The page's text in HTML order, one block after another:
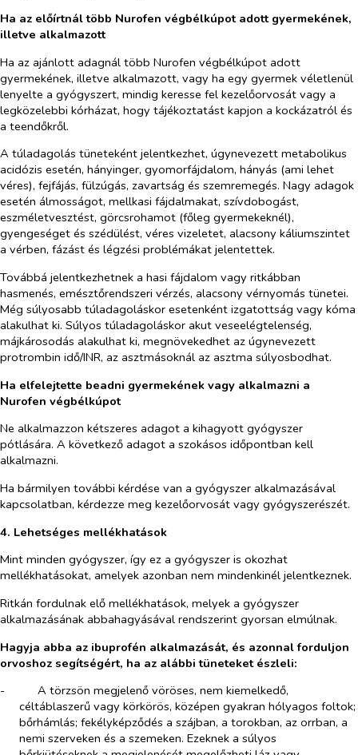
Ha az előírtnál több Nurofen végbélkúpot adott gyermekének,
illetve alkalmazott
Ha az ajánlott adagnál több Nurofen végbélkúpot adott
gyermekének, illetve alkalmazott, vagy ha egy gyermek véletlenül
lenyelte a gyógyszert, mindig keresse fel kezelőorvosát vagy a
legközelebbi kórházat, hogy tájékoztatást kapjon a kockázatról és
a teendőkről.
A túladagolás tüneteként jelentkezhet, úgynevezett metabolikus
acidózis esetén, hányinger, gyomorfájdalom, hányás (ami lehet
véres), fejfájás, fülzúgás, zavartság és szemremegés. Nagy adagok
esetén álmosságot, mellkasi fájdalmakat, szívdobogást,
eszméletvesztést, görcsrohamot (főleg gyermekeknél),
gyengeséget és szédülést, véres vizeletet, alacsony káliumszintet
a vérben, fázást és légzési problémákat jelentettek.
Továbbá jelentkezhetnek a hasi fájdalom vagy ritkábban
hasmenés, emésztőrendszeri vérzés, alacsony vérnyomás tünetei.
Még súlyosabb túladagoláskor esetenként izgatottság vagy kóma
alakulhat ki. Súlyos túladagoláskor akut veseelégtelenség,
májkárosodás alakulhat ki, megnövekedhet az úgynevezett
protrombin idő/INR, az asztmásoknál az asztma súlyosbodhat.
Ha elfelejtette beadni gyermekének vagy alkalmazni a
Nurofen végbélkúpot
Ne alkalmazzon kétszeres adagot a kihagyott gyógyszer
pótlására. A következő adagot a szokásos időpontban kell
alkalmazni.
Ha bármilyen további kérdése van a gyógyszer alkalmazásával
kapcsolatban, kérdezze meg kezelőorvosát vagy gyógyszerészét.
4. Lehetséges mellékhatások
Mint minden gyógyszer, így ez a gyógyszer is okozhat
mellékhatásokat, amelyek azonban nem mindenkinél jelentkeznek.
Ritkán fordulnak elő mellékhatások, melyek a gyógyszer
alkalmazásának abbahagyásával rendszerint gyorsan elmúlnak.
Hagyja abba az ibuprofén alkalmazását, és azonnal forduljon
orvoshoz segítségért, ha az alábbi tüneteket észleli:
-​
A törzsön megjelenő vöröses, nem kiemelkedő,
céltáblaszerű vagy körkörös, középen gyakran hólyagos foltok;
bőrhámlás; fekélyképződés a szájban, a torokban, az orrban, a
nemi szerveken és a szemeken. Ezeknek a súlyos